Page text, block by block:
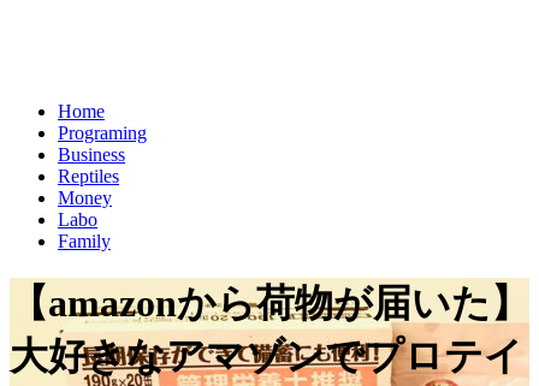
Home
Programing
Business
Reptiles
Money
Labo
Family
【amazonから荷物が届いた】
大好きなアマゾンでプロテイ